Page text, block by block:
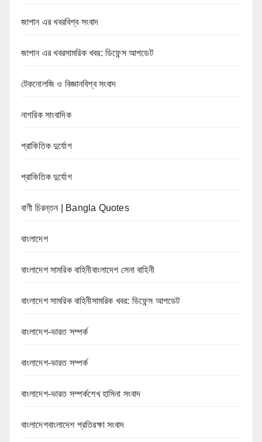
জাপান এর খবরবিশ্ব সংবাদ
জাপান এর খবরসামরিক খবর: ডিফেন্স আপডেট
টেকনোলজি ও বিজ্ঞানবিশ্ব সংবাদ
নাগরিক সাংবাদিক
প্রাকিতিক দুর্যোগ
প্রাকিতিক দুর্যোগ
বাণী চিরন্তন | Bangla Quotes
বাংলাদেশ
বাংলাদেশ সামরিক বাহিনীবাংলাদেশ সেনা বাহিনী
বাংলাদেশ সামরিক বাহিনীসামরিক খবর: ডিফেন্স আপডেট
বাংলাদেশ-ভারত সম্পর্ক
বাংলাদেশ-ভারত সম্পর্ক
বাংলাদেশ-ভারত সম্পর্কশেখ হাসিনা সংবাদ
বাংলাদেশবাংলাদেশ প্রতিরক্ষা সংবাদ